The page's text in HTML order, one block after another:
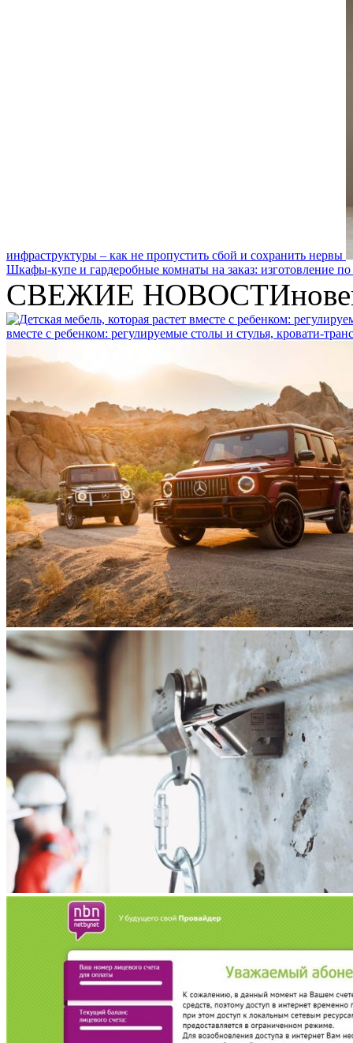
инфраструктуры – как не пропустить сбой и сохранить нервы
Шкафы-купе и гардеробные комнаты на заказ: изготовление по
СВЕЖИЕ НОВОСТИ
вместе с ребенком: регулируемые столы и стулья, кровати-